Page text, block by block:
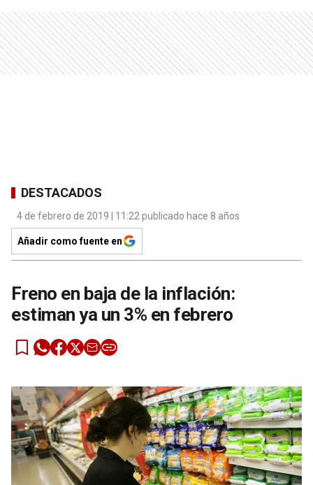
DESTACADOS
4 de febrero de 2019 | 11:22 publicado hace 8 años
Añadir como fuente en
Freno en baja de la inflación:
estiman ya un 3% en febrero